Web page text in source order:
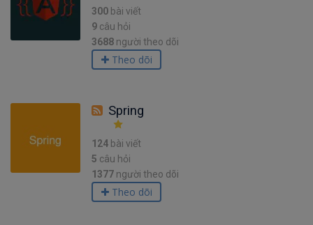
300 bài viết
9 câu hỏi
3688 người theo dõi
Theo dõi
Spring
124 bài viết
5 câu hỏi
1377 người theo dõi
Theo dõi